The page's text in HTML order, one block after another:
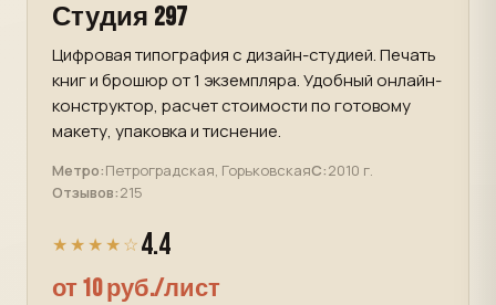
Студия 297
Цифровая типография с дизайн-студией. Печать
книг и брошюр от 1 экземпляра. Удобный онлайн-
конструктор, расчет стоимости по готовому
макету, упаковка и тиснение.
Метро:Петроградская, ГорьковскаяС:2010 г.
Отзывов:215
★★★★☆ 4.4
от 10 руб./лист